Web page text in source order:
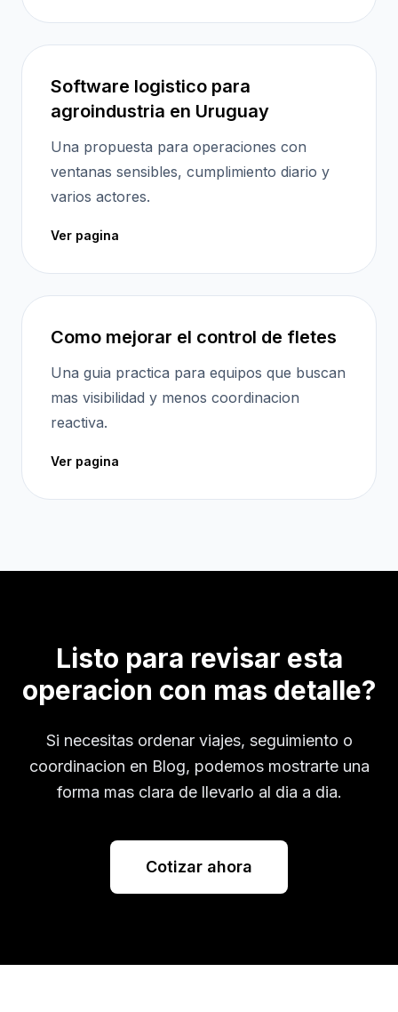
Software logistico para
agroindustria en Uruguay
Una propuesta para operaciones con
ventanas sensibles, cumplimiento diario y
varios actores.
Ver pagina
Como mejorar el control de fletes
Una guia practica para equipos que buscan
mas visibilidad y menos coordinacion
reactiva.
Ver pagina
Listo para revisar esta
operacion con mas detalle?
Si necesitas ordenar viajes, seguimiento o
coordinacion en Blog, podemos mostrarte una
forma mas clara de llevarlo al dia a dia.
Cotizar ahora